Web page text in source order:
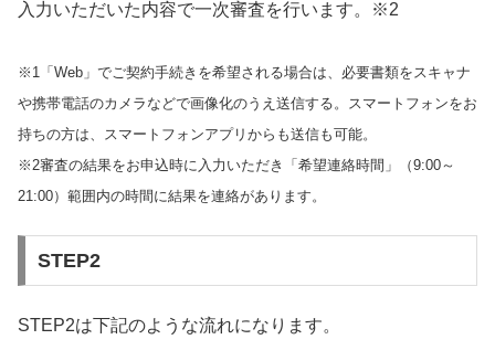
入力いただいた内容で一次審査を行います。※2
※1「Web」でご契約手続きを希望される場合は、必要書類をスキャナ
や携帯電話のカメラなどで画像化のうえ送信する。スマートフォンをお
持ちの方は、スマートフォンアプリからも送信も可能。
※2審査の結果をお申込時に入力いただき「希望連絡時間」（9:00～
21:00）範囲内の時間に結果を連絡があります。
STEP2
STEP2は下記のような流れになります。